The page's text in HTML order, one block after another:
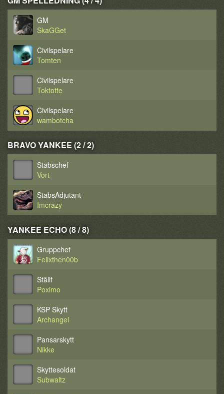
GM
SkaGGet
Civilspelare
Tomten
Civilspelare
Toktotte
Civilspelare
wambotcha
BRAVO YANKEE (2 / 2)
Stabschef
Vort
StabsAdjutant
Imcrazy
YANKEE ECHO (8 / 8)
Gruppchef
Felixthen00b
Ställf
Poximo
KSP Skytt
Archangel
Pansarskytt
Nikke
Skyttesoldat
Subwaltz